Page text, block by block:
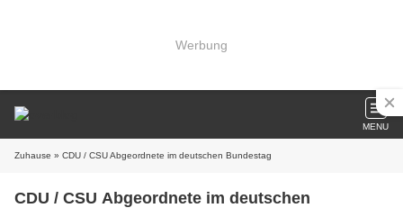
Werbung
MENU
Zuhause » CDU / CSU Abgeordnete im deutschen Bundestag
CDU / CSU Abgeordnete im deutschen